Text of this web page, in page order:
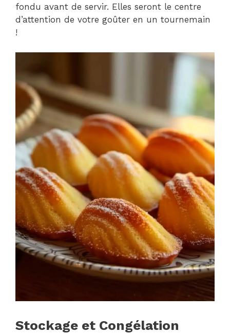
fondu avant de servir. Elles seront le centre
d’attention de votre goûter en un tournemain
!
Stockage et Congélation